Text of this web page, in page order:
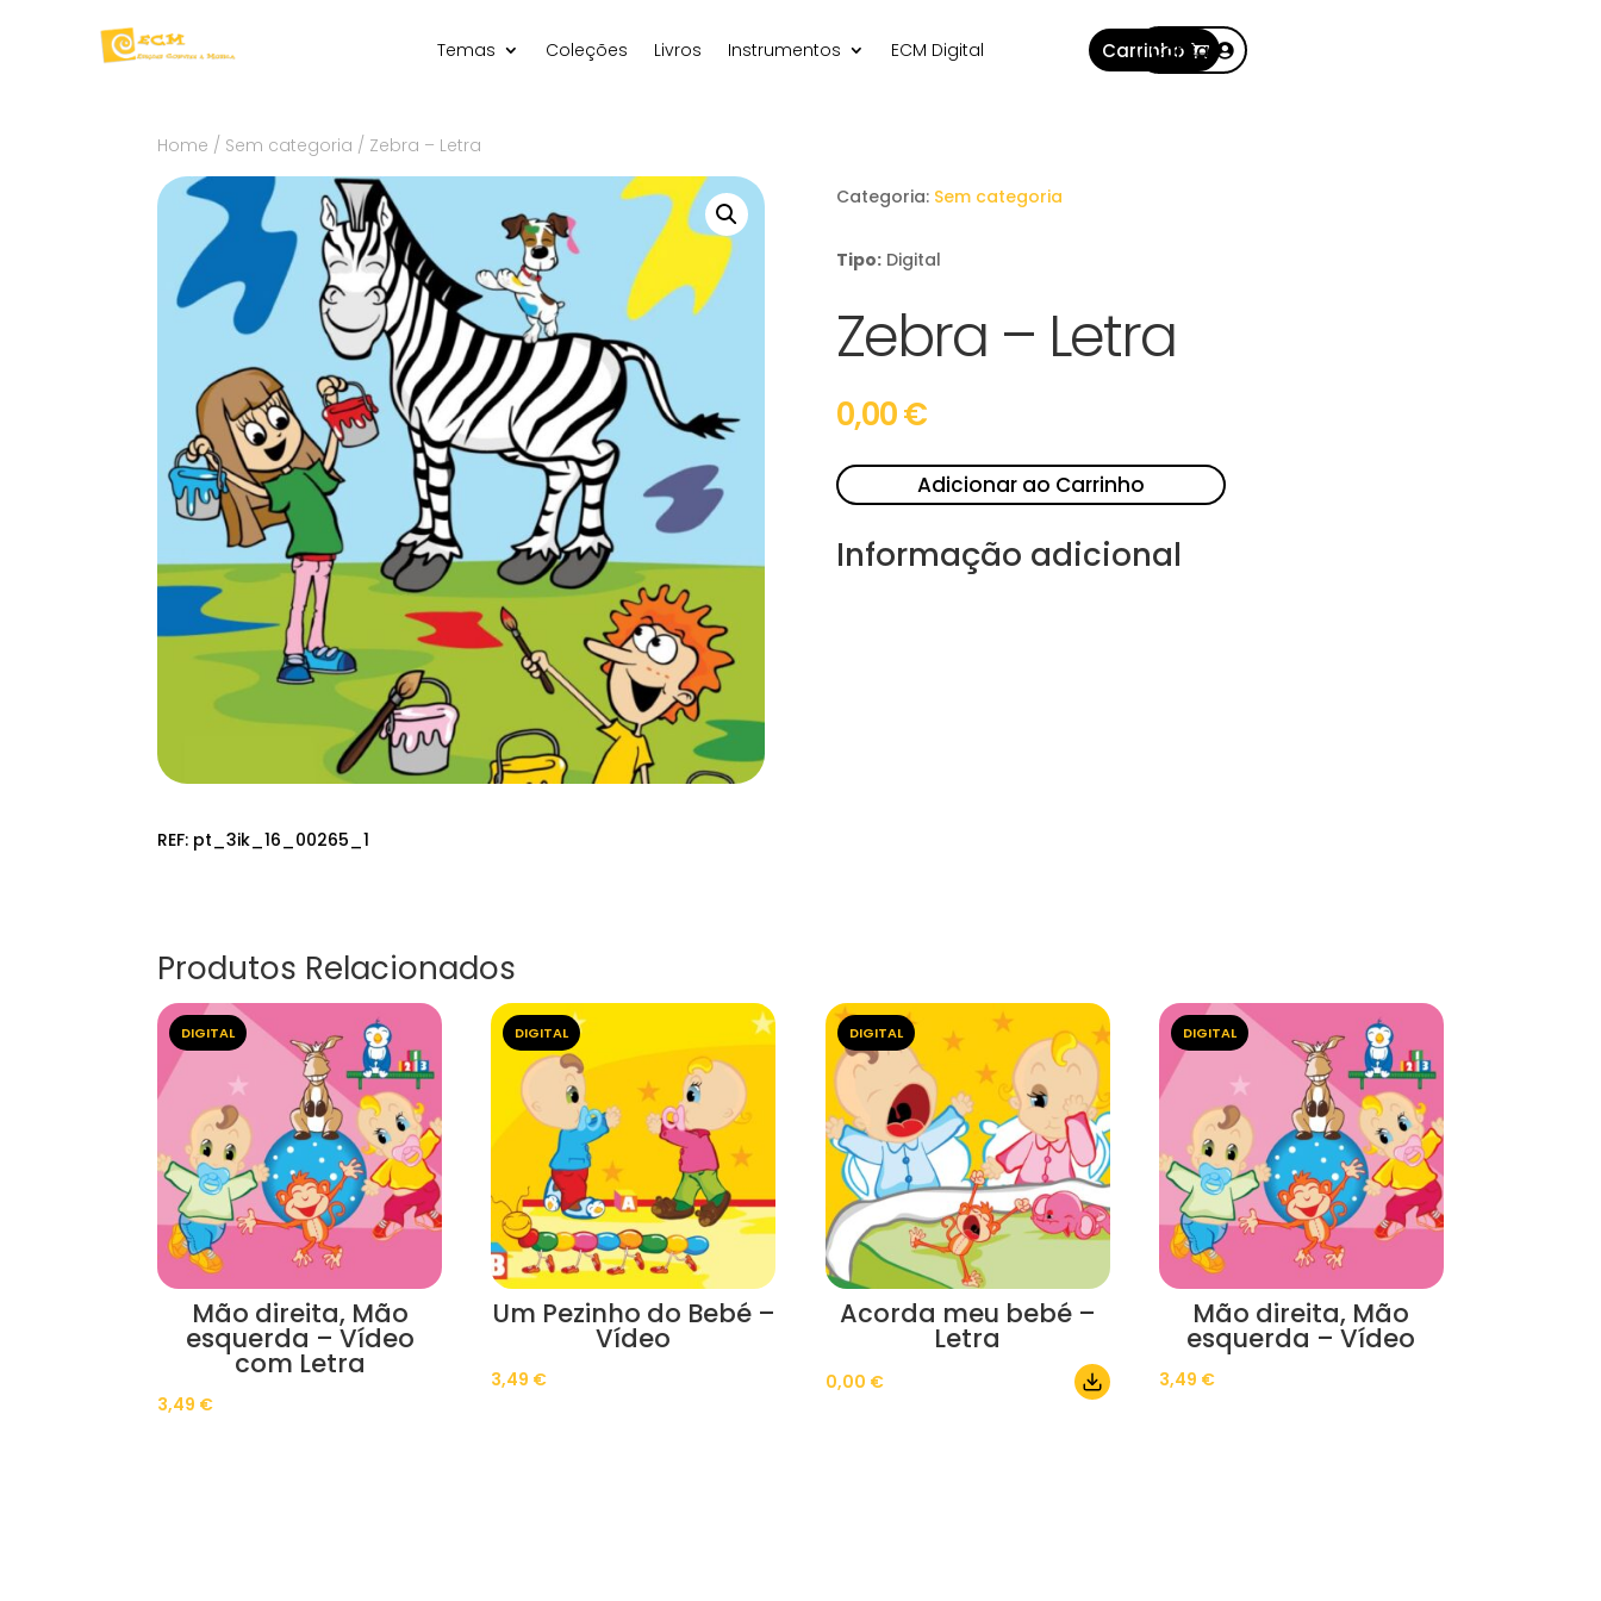
Temas Coleções Livros Instrumentos ECM Digital Carrinho
Conta
Home / Sem categoria / Zebra – Letra
REF: pt_3ik_16_00265_1
Categoria: Sem categoria
Tipo: Digital
Zebra – Letra
0,00€
Adicionar ao Carrinho
Informação adicional
Produtos Relacionados
DIGITAL
Mão direita, Mão
esquerda – Vídeo
com Letra
3,49 €
DIGITAL
Um Pezinho do Bebé –
Vídeo
3,49 €
DIGITAL
Acorda meu bebé –
Letra
0,00 €
DIGITAL
Mão direita, Mão
esquerda – Vídeo
3,49 €